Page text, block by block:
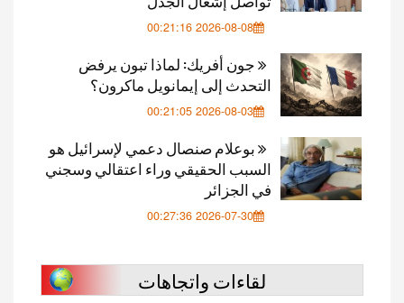
2026-08-08 00:21:16
جون أفريك: لماذا تبون يرفض
التحدث إلى إيمانويل ماكرون؟
2026-08-03 00:21:05
بوعلام صنصال دعمي لإسرائيل هو
السبب الحقيقي وراء اعتقالي وسجني
في الجزائر
2026-07-30 00:27:36
لقاءات واتجاهات